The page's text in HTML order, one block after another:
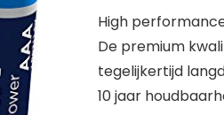
High
De premium
tegelijkertijd
10 jaar